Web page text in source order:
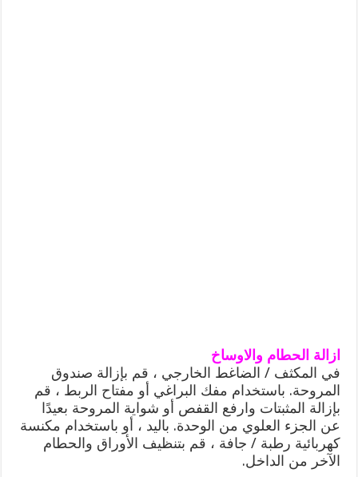
ازالة الحطام والاوساخ
في المكثف / الضاغط الخارجي ، قم بإزالة صندوق
المروحة. باستخدام مفك البراغي أو مفتاح الربط ، قم
بإزالة المثبتات وارفع القفص أو شواية المروحة بعيدًا
عن الجزء العلوي من الوحدة. باليد ، أو باستخدام مكنسة
كهربائية رطبة / جافة ، قم بتنظيف الأوراق والحطام
الآخر من الداخل.